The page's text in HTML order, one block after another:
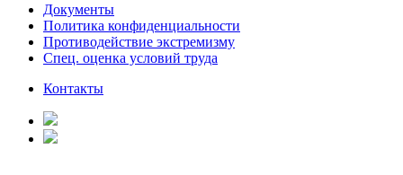
Документы
Политика конфиденциальности
Противодействие экстремизму
Спец. оценка условий труда
Контакты